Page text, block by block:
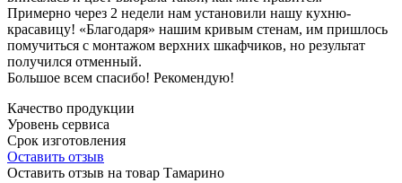
Примерно через 2 недели нам установили нашу кухню-
красавицу! «Благодаря» нашим кривым стенам, им пришлось
помучиться с монтажом верхних шкафчиков, но результат
получился отменный.
Большое всем спасибо! Рекомендую!
Качество продукции
Уровень сервиса
Срок изготовления
Оставить отзыв
Оставить отзыв на товар Тамарино